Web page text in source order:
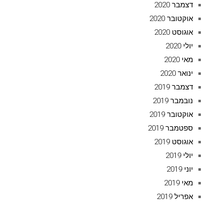
דצמבר 2020
אוקטובר 2020
אוגוסט 2020
יולי 2020
מאי 2020
ינואר 2020
דצמבר 2019
נובמבר 2019
אוקטובר 2019
ספטמבר 2019
אוגוסט 2019
יולי 2019
יוני 2019
מאי 2019
אפריל 2019